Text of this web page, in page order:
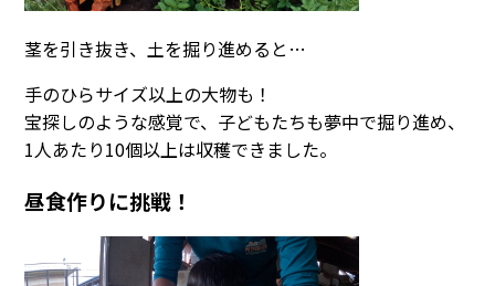
茎を引き抜き、土を掘り進めると…
手のひらサイズ以上の大物も！
宝探しのような感覚で、子どもたちも夢中で掘り進め、
1人あたり10個以上は収穫できました。
昼食作りに挑戦！